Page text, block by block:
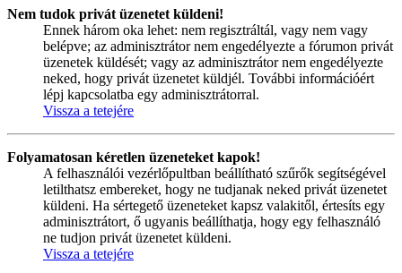
Nem tudok privát üzenetet küldeni!
Ennek három oka lehet: nem regisztráltál, vagy nem vagy
belépve; az adminisztrátor nem engedélyezte a fórumon privát
üzenetek küldését; vagy az adminisztrátor nem engedélyezte
neked, hogy privát üzenetet küldjél. További információért
lépj kapcsolatba egy adminisztrátorral.
Vissza a tetejére
Folyamatosan kéretlen üzeneteket kapok!
A felhasználói vezérlőpultban beállítható szűrők segítségével
letilthatsz embereket, hogy ne tudjanak neked privát üzenetet
küldeni. Ha sértegető üzeneteket kapsz valakitől, értesíts egy
adminisztrátort, ő ugyanis beállíthatja, hogy egy felhasználó
ne tudjon privát üzenetet küldeni.
Vissza a tetejére